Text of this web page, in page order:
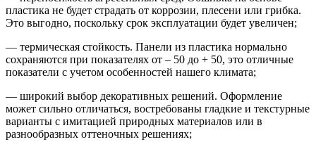
пластика не будет страдать от коррозии, плесени или грибка.
Это выгодно, поскольку срок эксплуатации будет увеличен;
— термическая стойкость. Панели из пластика нормально
сохраняются при показателях от – 50 до + 50, это отличные
показатели с учетом особенностей нашего климата;
— широкий выбор декоративных решений. Оформление
может сильно отличаться, востребованы гладкие и текстурные
варианты с имитацией природных материалов или в
разнообразных оттеночных решениях;